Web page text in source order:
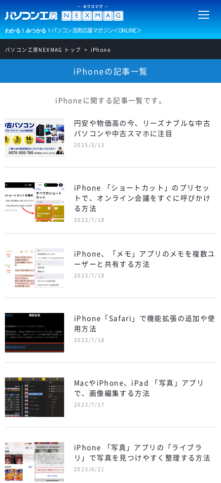
わかる！みつかる！ パソコン活用応援マガジン＜ONLINE＞
パソコン工房NEXMAG トップ iPhone
iPhoneの記事一覧
iPhoneに関する記事一覧です。
円安や物価高の今、リーズナブルな中古
パソコンや中古スマホに注目
2025/3/13
iPhone 「ショートカット」のプリセッ
トで、オンライン会議をすぐに呼びかけ
る方法
2023/7/18
iPhone、「メモ」アプリのメモを複数ユ
ーザーと共有する方法
2023/7/18
iPhone「Safari」で機能拡張の追加や使
用方法
2023/7/18
MacやiPhone、iPad 「写真」アプリ
で、画像編集する方法
2023/7/17
iPhone 「写真」アプリの「ライブラ
リ」で写真を見つけやすく整理する方法
2023/6/21